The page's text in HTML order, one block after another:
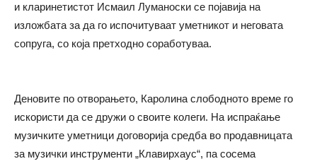
и кларинетистот Исмаил Луманоски се појавија на
изложбата за да го испочитуваат уметникот и неговата
сопруга, со која претходно соработуваа.
Деновите по отворањето, Каролина слободното време го
искористи да се дружи о своите колеги. На испраќање
музичките уметници договорија средба во продавницата
за музички инструменти „Клавирхаус“, па сосема